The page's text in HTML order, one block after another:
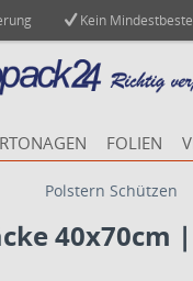
Kein
FOLIEN
Polstern Schützen
40x70cm